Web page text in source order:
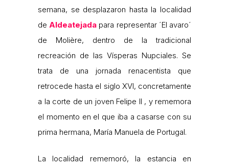
semana, se desplazaron hasta la localidad
deAldeatejada para representar ´El avaro´
de Molière, dentro de la tradicional
recreación de las Vísperas Nupciales. Se
trata de una jornada renacentista que
retrocede hasta el siglo XVI, concretamente
a la corte de un joven Felipe II , y rememora
el momento en el que iba a casarse con su
prima hermana, María Manuela de Portugal.
La localidad rememoró, la estancia en